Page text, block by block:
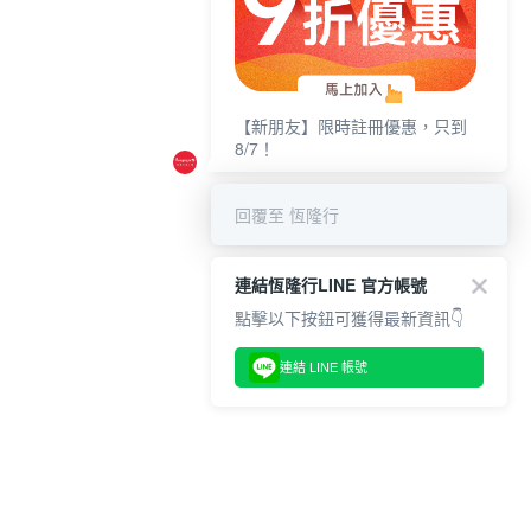
【新朋友】限時註冊優惠，只到
8/7！
回覆至 恆隆行
連結恆隆行LINE 官方帳號
點擊以下按鈕可獲得最新資訊👇
連結 LINE 帳號